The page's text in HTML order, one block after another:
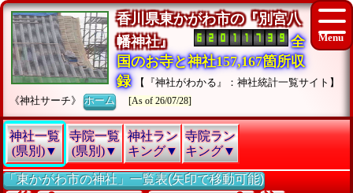
香川県東かがわ市の『別宮八
幡神社』
全
国のお寺と神社157,167箇所収
録
【『神社がわかる』：神社統計一覧サイト】
《神社サーチ》ホーム [As of 26/07/28]
神社一覧
(県別)▼
寺院一覧
(県別)▼
神社ラン
キング▼
寺院ラン
キング▼
「東かがわ市の神社」一覧表(矢印で移動可能)